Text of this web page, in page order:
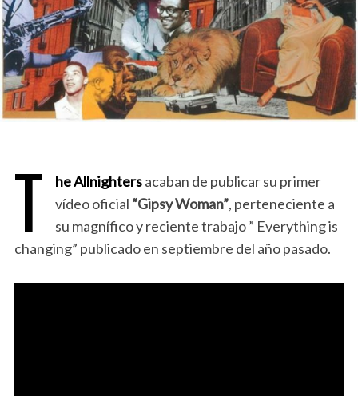
T he Allnightersacaban de publicar su primer
vídeo oficial “Gipsy Woman”, perteneciente a
su magnífico y reciente trabajo ” Everything is
changing” publicado en septiembre del año pasado.